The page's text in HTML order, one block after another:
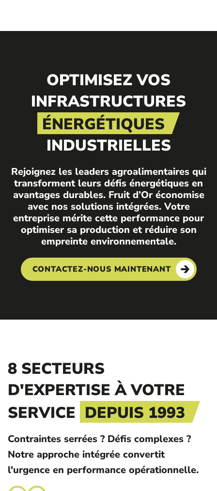
OPTIMISEZ VOS
INFRASTRUCTURES
ÉNERGÉTIQUES
INDUSTRIELLES
Rejoignez les leaders agroalimentaires qui
transforment leurs défis énergétiques en
avantages durables. Fruit d’Or économise
avec nos solutions intégrées. Votre
entreprise mérite cette performance pour
optimiser sa production et réduire son
empreinte environnementale.
CONTACTEZ-NOUS MAINTENANT
8 SECTEURS
D'EXPERTISE À VOTRE
SERVICE DEPUIS 1993
Contraintes serrées ? Défis complexes ?
Notre approche intégrée convertit
l'urgence en performance opérationnelle.